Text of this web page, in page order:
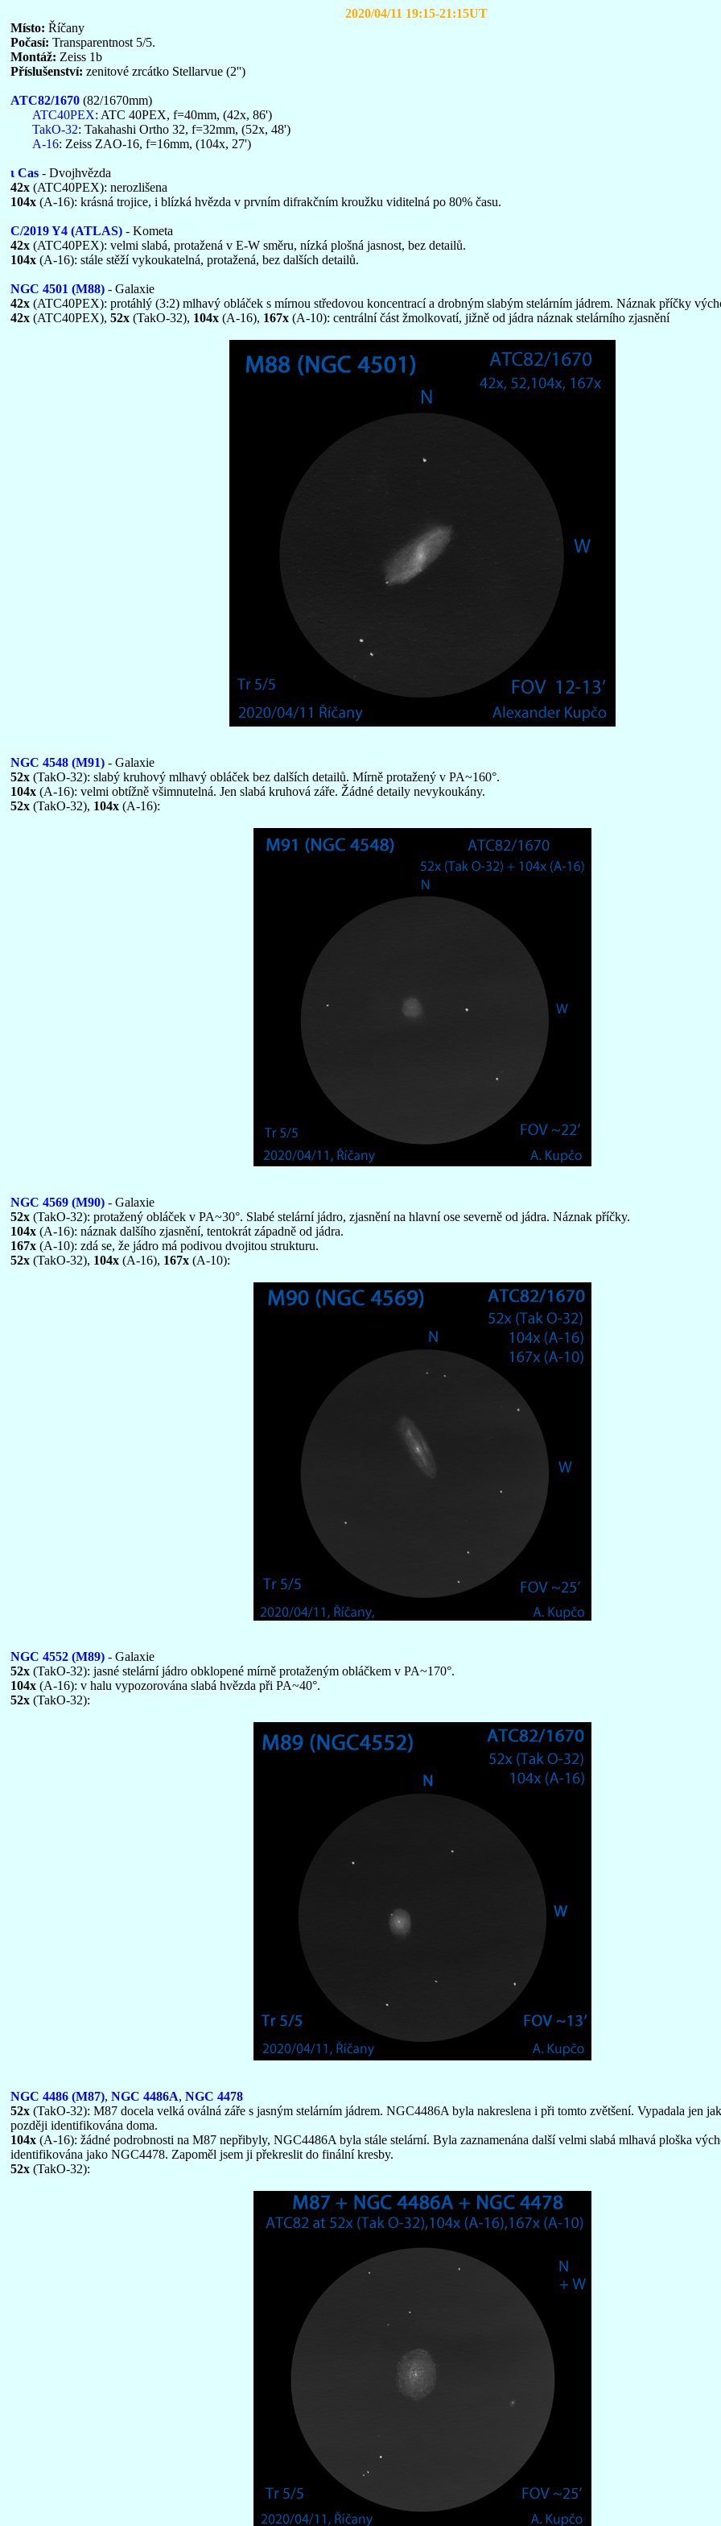
2020/04/11 19:15-21:15UT
Místo: Říčany
Počasí: Transparentnost 5/5.
Montáž: Zeiss 1b
Příslušenství: zenitové zrcátko Stellarvue (2'')
ATC82/1670 (82/1670mm)
ATC40PEX: ATC 40PEX, f=40mm, (42x, 86')
TakO-32: Takahashi Ortho 32, f=32mm, (52x, 48')
A-16: Zeiss ZAO-16, f=16mm, (104x, 27')
ι Cas - Dvojhvězda
42x (ATC40PEX): nerozlišena
104x (A-16): krásná trojice, i blízká hvězda v prvním difrakčním kroužku viditelná po 80% času.
C/2019 Y4 (ATLAS) - Kometa
42x (ATC40PEX): velmi slabá, protažená v E-W směru, nízká plošná jasnost, bez detailů.
104x (A-16): stále stěží vykoukatelná, protažená, bez dalších detailů.
NGC 4501 (M88) - Galaxie
42x (ATC40PEX): protáhlý (3:2) mlhavý obláček s mírnou středovou koncentrací a drobným slabým stelárním jádrem. Náznak příčky
42x (ATC40PEX), 52x (TakO-32), 104x (A-16), 167x (A-10): centrální část žmolkovatí, jižně od jádra náznak stelárního zjasnění
NGC 4548 (M91) - Galaxie
52x (TakO-32): slabý kruhový mlhavý obláček bez dalších detailů. Mírně protažený v PA~160°.
104x (A-16): velmi obtížně všimnutelná. Jen slabá kruhová záře. Žádné detaily nevykoukány.
52x (TakO-32), 104x (A-16):
NGC 4569 (M90) - Galaxie
52x (TakO-32): protažený obláček v PA~30°. Slabé stelární jádro, zjasnění na hlavní ose severně od jádra. Náznak příčky.
104x (A-16): náznak dalšího zjasnění, tentokrát západně od jádra.
167x (A-10): zdá se, že jádro má podivou dvojitou strukturu.
52x (TakO-32), 104x (A-16), 167x (A-10):
NGC 4552 (M89) - Galaxie
52x (TakO-32): jasné stelární jádro obklopené mírně protaženým obláčkem v PA~170°.
104x (A-16): v halu vypozorována slabá hvězda při PA~40°.
52x (TakO-32):
NGC 4486 (M87), NGC 4486A, NGC 4478
52x (TakO-32): M87 docela velká oválná záře s jasným stelárním jádrem. NGC4486A byla nakreslena i při tomto zvětšení. Vypadala jen
později identifikována doma.
104x (A-16): žádné podrobnosti na M87 nepřibyly, NGC4486A byla stále stelární. Byla zaznamenána další velmi slabá mlhavá ploška
identifikována jako NGC4478. Zapoměl jsem ji překreslit do finální kresby.
52x (TakO-32):